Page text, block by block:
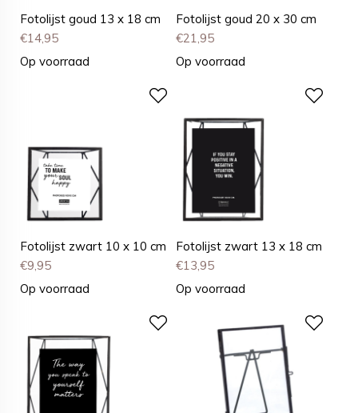
Fotolijst goud 13 x 18 cm
€14,95
Op voorraad
Fotolijst goud 20 x 30 cm
€21,95
Op voorraad
Fotolijst zwart 10 x 10 cm
€9,95
Op voorraad
Fotolijst zwart 13 x 18 cm
€13,95
Op voorraad